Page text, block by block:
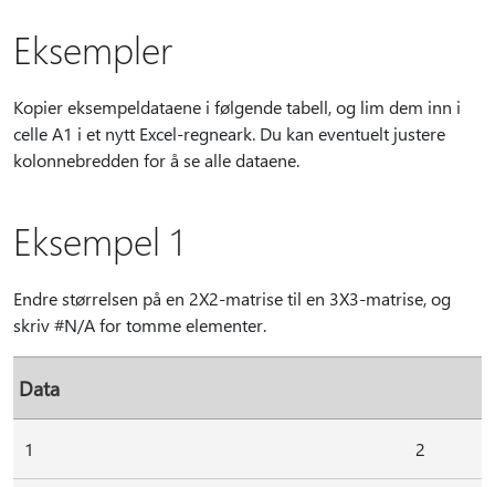
Eksempler
Kopier eksempeldataene i følgende tabell, og lim dem inn i
celle A1 i et nytt Excel-regneark. Du kan eventuelt justere
kolonnebredden for å se alle dataene.
Eksempel 1
Endre størrelsen på en 2X2-matrise til en 3X3-matrise, og
skriv #N/A for tomme elementer.
Data
1 2